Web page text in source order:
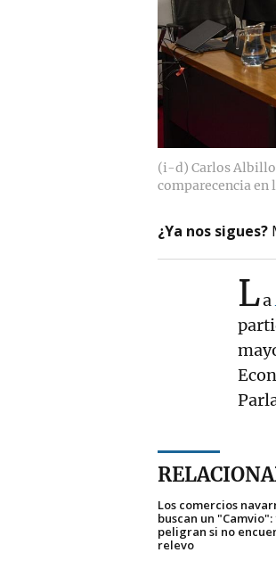
(i-d) Carlos
comparecencia
¿Ya nos sigues?
La
Los comercios
buscan un "Camvio":
peligran si no
relevo